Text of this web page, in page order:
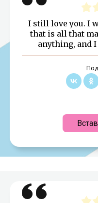
I still love you. I
that is all that
anything, and